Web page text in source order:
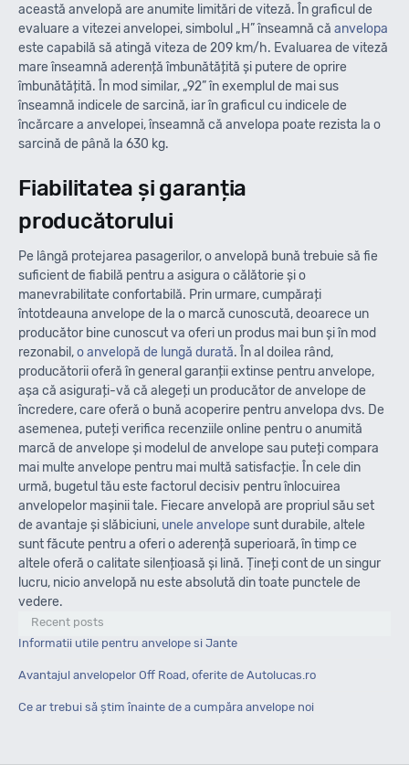
această anvelopă are anumite limitări de viteză. În graficul de
evaluare a vitezei anvelopei, simbolul „H” înseamnă că anvelopa
este capabilă să atingă viteza de 209 km/h. Evaluarea de viteză
mare înseamnă aderență îmbunătățită și putere de oprire
îmbunătățită. În mod similar, „92” în exemplul de mai sus
înseamnă indicele de sarcină, iar în graficul cu indicele de
încărcare a anvelopei, înseamnă că anvelopa poate rezista la o
sarcină de până la 630 kg.
Fiabilitatea și garanția
producătorului
Pe lângă protejarea pasagerilor, o anvelopă bună trebuie să fie
suficient de fiabilă pentru a asigura o călătorie și o
manevrabilitate confortabilă. Prin urmare, cumpărați
întotdeauna anvelope de la o marcă cunoscută, deoarece un
producător bine cunoscut va oferi un produs mai bun și în mod
rezonabil,o anvelopă de lungă durată. În al doilea rând,
producătorii oferă în general garanții extinse pentru anvelope,
așa că asigurați-vă că alegeți un producător de anvelope de
încredere, care oferă o bună acoperire pentru anvelopa dvs. De
asemenea, puteți verifica recenziile online pentru o anumită
marcă de anvelope și modelul de anvelope sau puteți compara
mai multe anvelope pentru mai multă satisfacție. În cele din
urmă, bugetul tău este factorul decisiv pentru înlocuirea
anvelopelor mașinii tale. Fiecare anvelopă are propriul său set
de avantaje și slăbiciuni, unele anvelope sunt durabile, altele
sunt făcute pentru a oferi o aderență superioară, în timp ce
altele oferă o calitate silențioasă și lină. Țineți cont de un singur
lucru, nicio anvelopă nu este absolută din toate punctele de
vedere.
Recent posts
Informatii utile pentru anvelope si Jante
Avantajul anvelopelor Off Road, oferite de Autolucas.ro
Ce ar trebui să știm înainte de a cumpăra anvelope noi